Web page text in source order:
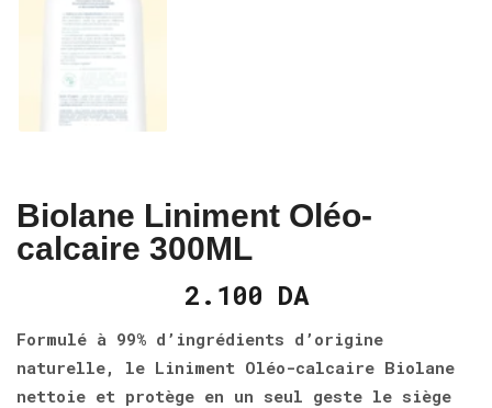
Biolane Liniment Oléo-
calcaire 300ML
2.100 DA
Formulé à 99% d’ingrédients d’origine
naturelle, le Liniment Oléo-calcaire Biolane
nettoie et protège en un seul geste le siège